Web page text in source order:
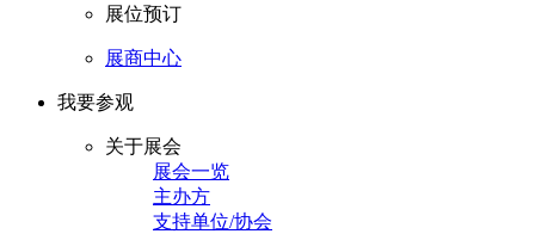
展位预订
展商中心
我要参观
关于展会
展会一览
主办方
支持单位/协会